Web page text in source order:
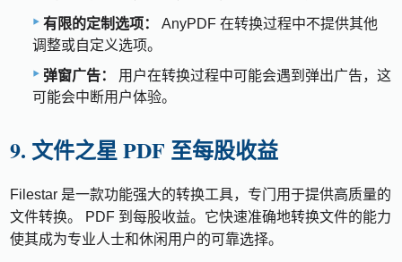
有限的定制选项：
AnyPDF 在转换过程中不提供其他
调整或自定义选项。
弹窗广告：
用户在转换过程中可能会遇到弹出广告，这
可能会中断用户体验。
9. 文件之星 PDF 至每股收益
Filestar 是一款功能强大的转换工具，专门用于提供高质量的
文件转换。 PDF 到每股收益。它快速准确地转换文件的能力
使其成为专业人士和休闲用户的可靠选择。